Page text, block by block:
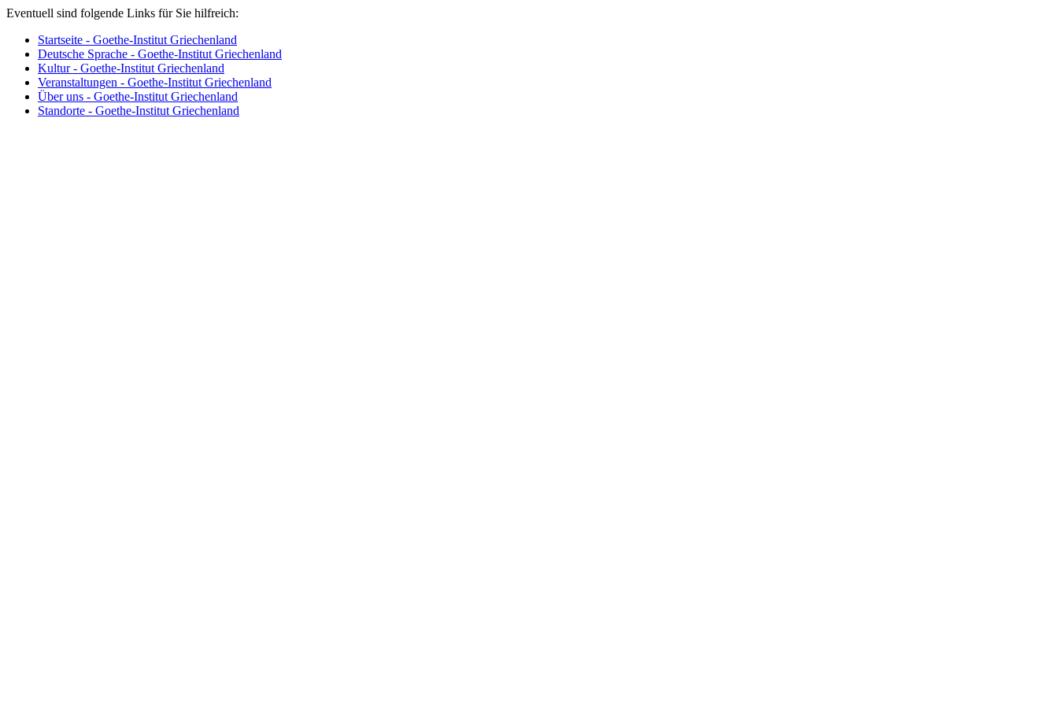
Eventuell sind folgende Links für Sie hilfreich:
Startseite - Goethe-Institut Griechenland
Deutsche Sprache - Goethe-Institut Griechenland
Kultur - Goethe-Institut Griechenland
Veranstaltungen - Goethe-Institut Griechenland
Über uns - Goethe-Institut Griechenland
Standorte - Goethe-Institut Griechenland